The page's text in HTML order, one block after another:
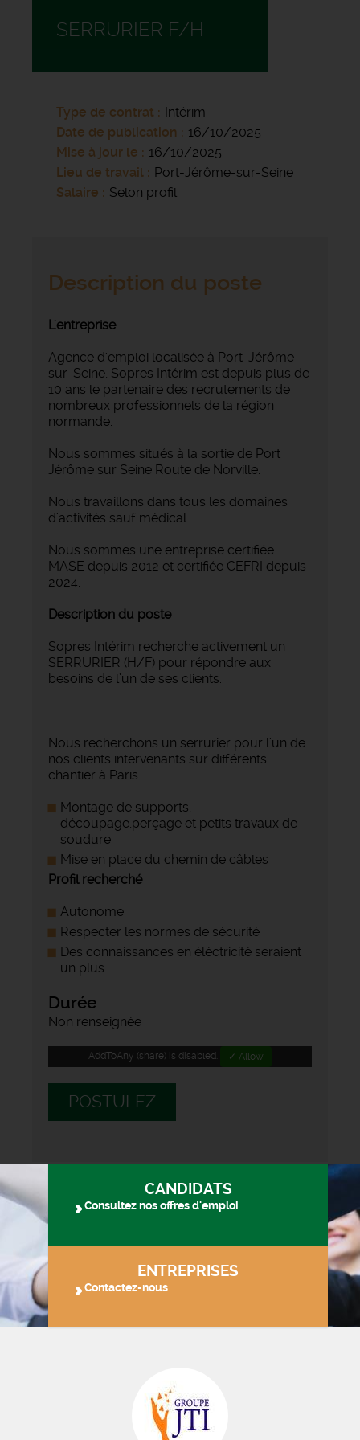
SERRURIER F/H
Type de contrat
Intérim
Date de publication
16/10/2025
Mise à jour le
16/10/2025
Lieu de travail
Port-Jérôme-sur-Seine
Salaire
Selon profil
Description du poste
L'entreprise
Agence d'emploi localisée à Port-Jérôme-
sur-Seine, Sopres Intérim est depuis plus de
10 ans le partenaire des recrutements de
nombreux professionnels de la région
normande.
Nous sommes situés à la sortie de Port
Jérôme sur Seine Route de Norville.
Nous travaillons dans tous les domaines
d'activités sauf médical.
Nous sommes une entreprise certifiée
MASE depuis 2012 et certifiée CEFRI depuis
2024.
Description du poste
Sopres Intérim recherche activement un
SERRURIER (H/F) pour répondre aux
besoins de l’un de ses clients.
Nous recherchons un serrurier pour l'un de
nos clients intervenants sur différents
chantier à Paris
Montage de supports,
découpage,perçage et petits travaux de
soudure
Mise en place du chemin de câbles
Profil recherché
Autonome
Respecter les normes de sécurité
Des connaissances en éléctricité seraient
un plus
Durée
Non renseignée
AddToAny (share) is disabled. ✓ Allow
POSTULEZ
CANDIDATS
Consultez nos offres d'emploi
ENTREPRISES
Contactez-nous